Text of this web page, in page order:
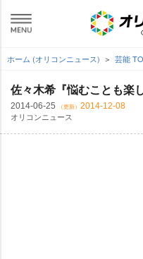
ホーム (オリコンニュース) 芸能
佐々木希『悩むことも楽
2014-06-25 （更新） 2014-12-08
オリコンニュース